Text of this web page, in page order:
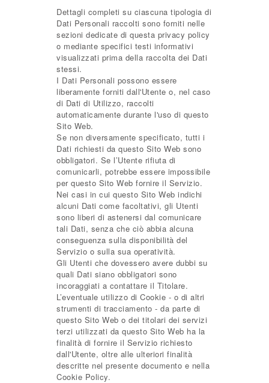
Dettagli completi su ciascuna tipologia di
Dati Personali raccolti sono forniti nelle
sezioni dedicate di questa privacy policy
o mediante specifici testi informativi
visualizzati prima della raccolta dei Dati
stessi.
I Dati Personali possono essere
liberamente forniti dall'Utente o, nel caso
di Dati di Utilizzo, raccolti
automaticamente durante l'uso di questo
Sito Web.
Se non diversamente specificato, tutti i
Dati richiesti da questo Sito Web sono
obbligatori. Se l’Utente rifiuta di
comunicarli, potrebbe essere impossibile
per questo Sito Web fornire il Servizio.
Nei casi in cui questo Sito Web indichi
alcuni Dati come facoltativi, gli Utenti
sono liberi di astenersi dal comunicare
tali Dati, senza che ciò abbia alcuna
conseguenza sulla disponibilità del
Servizio o sulla sua operatività.
Gli Utenti che dovessero avere dubbi su
quali Dati siano obbligatori sono
incoraggiati a contattare il Titolare.
L’eventuale utilizzo di Cookie - o di altri
strumenti di tracciamento - da parte di
questo Sito Web o dei titolari dei servizi
terzi utilizzati da questo Sito Web ha la
finalità di fornire il Servizio richiesto
dall'Utente, oltre alle ulteriori finalità
descritte nel presente documento e nella
Cookie Policy.